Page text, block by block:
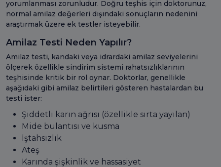
yorumlanması zorunludur. Doğru teşhis için doktorunuz,
normal amilaz değerleri dışındaki sonuçların nedenini
araştırmak üzere ek testler isteyebilir.
Amilaz Testi Neden Yapılır?
Amilaz testi, kandaki veya idrardaki amilaz seviyelerini
ölçerek özellikle sindirim sistemi rahatsızlıklarının
teşhisinde kritik bir rol oynar. Doktorlar, genellikle
aşağıdaki gibi amilaz belirtileri gösteren hastalardan bu
testi ister:
Şiddetli karın ağrısı (özellikle sırta yayılan)
Mide bulantısı ve kusma
İştahsızlık
Ateş
Karında şişkinlik ve hassasiyet